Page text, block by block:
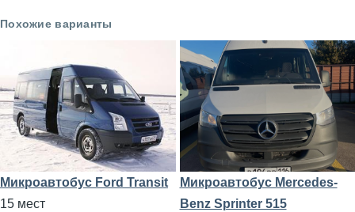
Похожие варианты
Микроавтобус Ford Transit
15 мест
Микроавтобус Mercedes-
Benz Sprinter 515